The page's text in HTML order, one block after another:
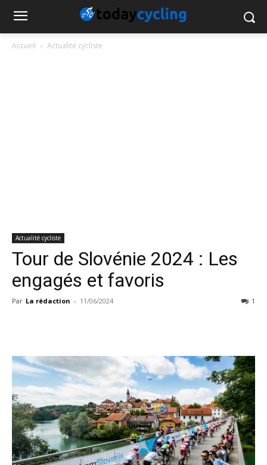
Accueil Actualité cycliste
Actualité cycliste
Tour de Slovénie 2024 : Les
engagés et favoris
Par La rédaction - 11/06/2024 1